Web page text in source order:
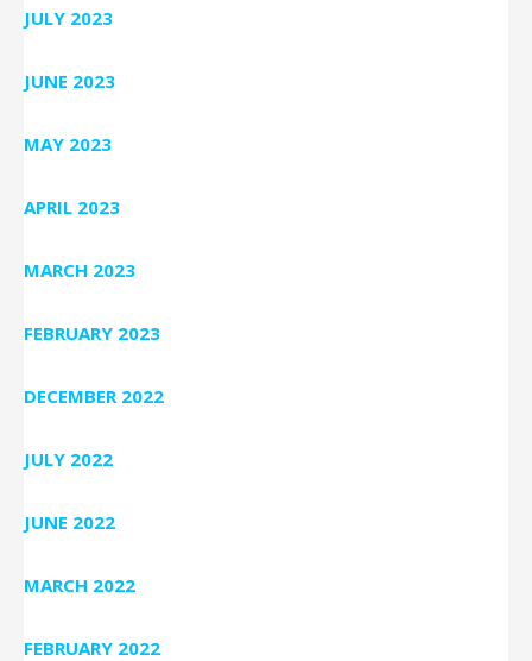
JULY 2023
JUNE 2023
MAY 2023
APRIL 2023
MARCH 2023
FEBRUARY 2023
DECEMBER 2022
JULY 2022
JUNE 2022
MARCH 2022
FEBRUARY 2022